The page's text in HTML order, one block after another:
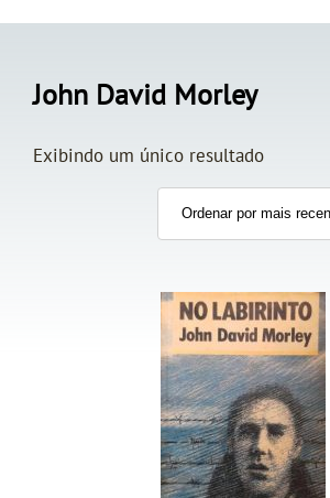
John David Morley
Exibindo um único resultado